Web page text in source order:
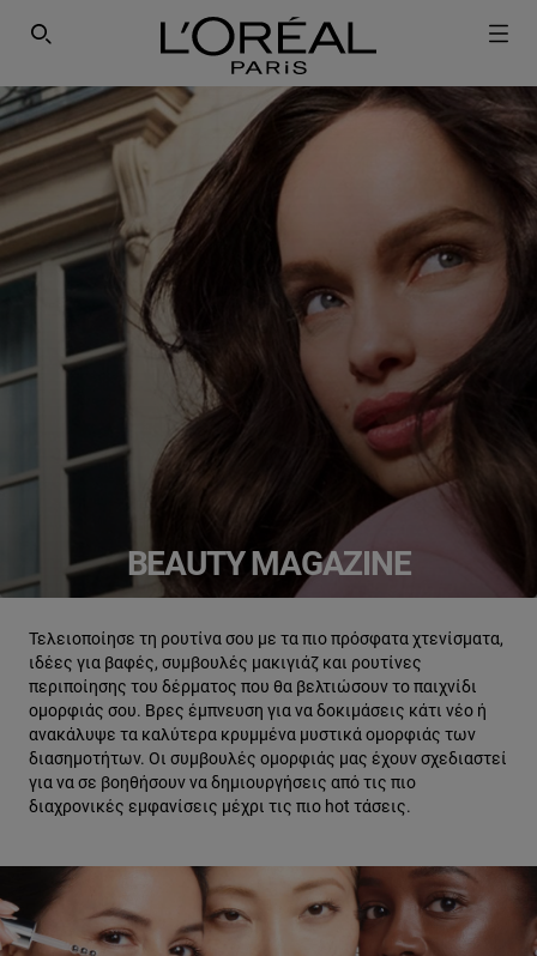
ΕΓΓΡΑΦΕΙΤΕ ΣΤΟ NEWSLETTER!
SEARCH THIS SITE
BEAUTY MAGAZINE
Τελειοποίησε τη ρουτίνα σου με τα πιο πρόσφατα χτενίσματα,
ιδέες για βαφές, συμβουλές μακιγιάζ και ρουτίνες
περιποίησης του δέρματος που θα βελτιώσουν το παιχνίδι
ομορφιάς σου. Βρες έμπνευση για να δοκιμάσεις κάτι νέο ή
ανακάλυψε τα καλύτερα κρυμμένα μυστικά ομορφιάς των
διασημοτήτων. Οι συμβουλές ομορφιάς μας έχουν σχεδιαστεί
για να σε βοηθήσουν να δημιουργήσεις από τις πιο
διαχρονικές εμφανίσεις μέχρι τις πιο hot τάσεις.